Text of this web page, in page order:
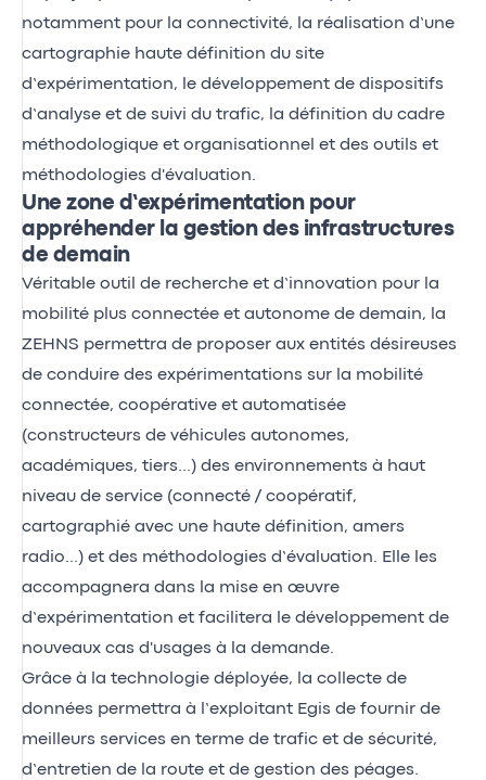
notamment pour la connectivité, la réalisation d’une
cartographie haute définition du site
d’expérimentation, le développement de dispositifs
d’analyse et de suivi du trafic, la définition du cadre
méthodologique et organisationnel et des outils et
méthodologies d'évaluation.
Une zone d’expérimentation pour
appréhender la gestion des infrastructures
de demain
Véritable outil de recherche et d’innovation pour la
mobilité plus connectée et autonome de demain, la
ZEHNS permettra de proposer aux entités désireuses
de conduire des expérimentations sur la mobilité
connectée, coopérative et automatisée
(constructeurs de véhicules autonomes,
académiques, tiers…) des environnements à haut
niveau de service (connecté / coopératif,
cartographié avec une haute définition, amers
radio…) et des méthodologies d’évaluation. Elle les
accompagnera dans la mise en œuvre
d’expérimentation et facilitera le développement de
nouveaux cas d'usages à la demande.
Grâce à la technologie déployée, la collecte de
données permettra à l’exploitant Egis de fournir de
meilleurs services en terme de trafic et de sécurité,
d’entretien de la route et de gestion des péages.